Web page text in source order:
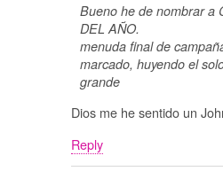
Bueno he de nombrar a
DEL AÑO.
menuda final de
marcado, huyendo el
grande
Dios me he sentido un
Reply